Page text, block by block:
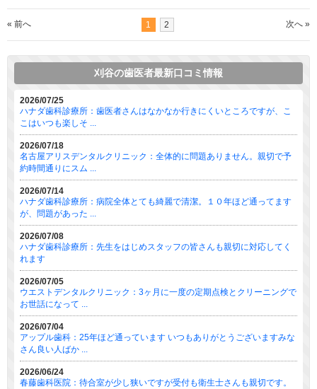
« 前へ 1 2 次へ »
刈谷の歯医者最新口コミ情報
2026/07/25
ハナダ歯科診療所：歯医者さんはなかなか行きにくいところですが、こ
こはいつも楽しそ ...
2026/07/18
名古屋アリスデンタルクリニック：全体的に問題ありません。親切で予
約時間通りにスム ...
2026/07/14
ハナダ歯科診療所：病院全体とても綺麗で清潔。１０年ほど通ってます
が、問題があった ...
2026/07/08
ハナダ歯科診療所：先生をはじめスタッフの皆さんも親切に対応してく
れます
2026/07/05
ウエストデンタルクリニック：3ヶ月に一度の定期点検とクリーニングで
お世話になって ...
2026/07/04
アップル歯科：25年ほど通っています いつもありがとうございますみな
さん良い人ばか ...
2026/06/24
春藤歯科医院：待合室が少し狭いですが受付も衛生士さんも親切です。